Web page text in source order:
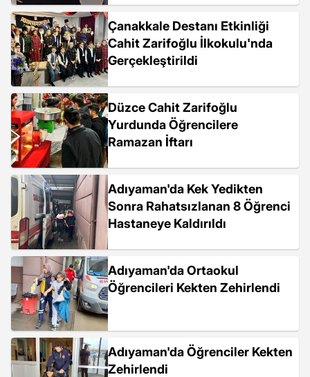
Çanakkale Destanı Etkinliği
Cahit Zarifoğlu İlkokulu'nda
Gerçekleştirildi
Düzce Cahit Zarifoğlu
Yurdunda Öğrencilere
Ramazan İftarı
Adıyaman'da Kek Yedikten
Sonra Rahatsızlanan 8 Öğrenci
Hastaneye Kaldırıldı
Adıyaman'da Ortaokul
Öğrencileri Kekten Zehirlendi
Adıyaman'da Öğrenciler Kekten
Zehirlendi